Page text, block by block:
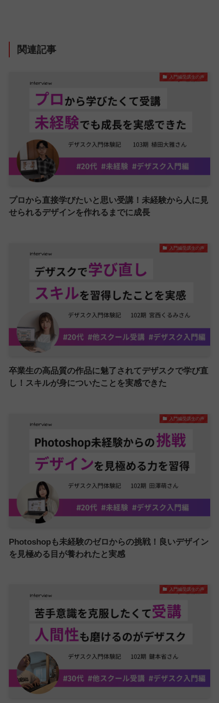
関連記事
入門編受講生の声
プロから直接学びたいと思い受講！未経験から人に見
せられるデザインを作れるまでに成長
入門編受講生の声
卒業生の高品質の作品に魅了されてデザスクで学び直
し！スキルが身についたことを実感できた
入門編受講生の声
Photoshopも未経験のゼロからの挑戦！良いデザイン
を見極める目が養われたと実感
入門編受講生の声